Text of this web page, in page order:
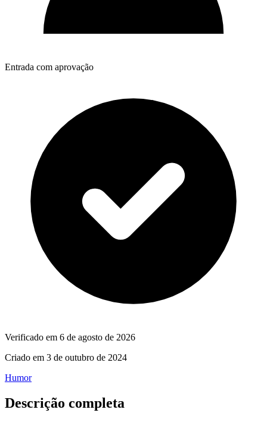
Entrada com aprovação
Verificado em 6 de agosto de 2026
Criado em 3 de outubro de 2024
Humor
Descrição completa